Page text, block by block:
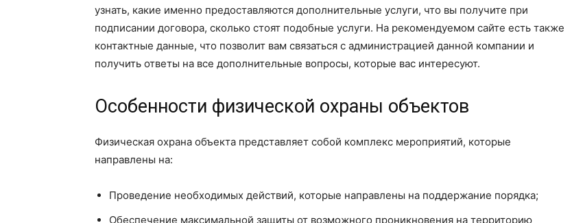
узнать, какие именно предоставляются дополнительные услуги, что вы получите при
подписании договора, сколько стоят подобные услуги. На рекомендуемом сайте есть также
контактные данные, что позволит вам связаться с администрацией данной компании и
получить ответы на все дополнительные вопросы, которые вас интересуют.
Особенности физической охраны объектов
Физическая охрана объекта представляет собой комплекс мероприятий, которые
направлены на:
Проведение необходимых действий, которые направлены на поддержание порядка;
Обеспечение максимальной защиты от возможного проникновения на территорию